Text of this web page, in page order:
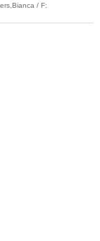
/ F: